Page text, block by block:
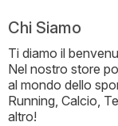
Chi Siamo
Ti diamo il
Nel nostro store
al mondo dello
Running, Calcio,
altro!